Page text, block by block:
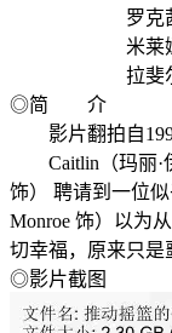
罗克茜·
米莱娅·
拉斐尔·
◎简 介
影片翻拍自
Caitlin（玛丽·伊
饰） 聘请到一位
Monroe 饰）以为
切幸福，原来只是
◎影片截图